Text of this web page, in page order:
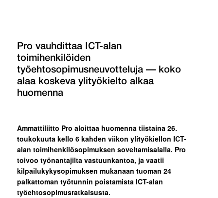
Pro vauhdittaa ICT-alan
toimihenkilöiden
työehtosopimusneuvotteluja — koko
alaa koskeva ylityökielto alkaa
huomenna
Ammattiliitto Pro aloittaa huomenna tiistaina 26.
toukokuuta kello 6 kahden viikon ylityökiellon ICT-
alan toimihenkilösopimuksen soveltamisalalla. Pro
toivoo työnantajilta vastuunkantoa, ja vaatii
kilpailukykysopimuksen mukanaan tuoman 24
palkattoman työtunnin poistamista ICT-alan
työehtosopimusratkaisusta.